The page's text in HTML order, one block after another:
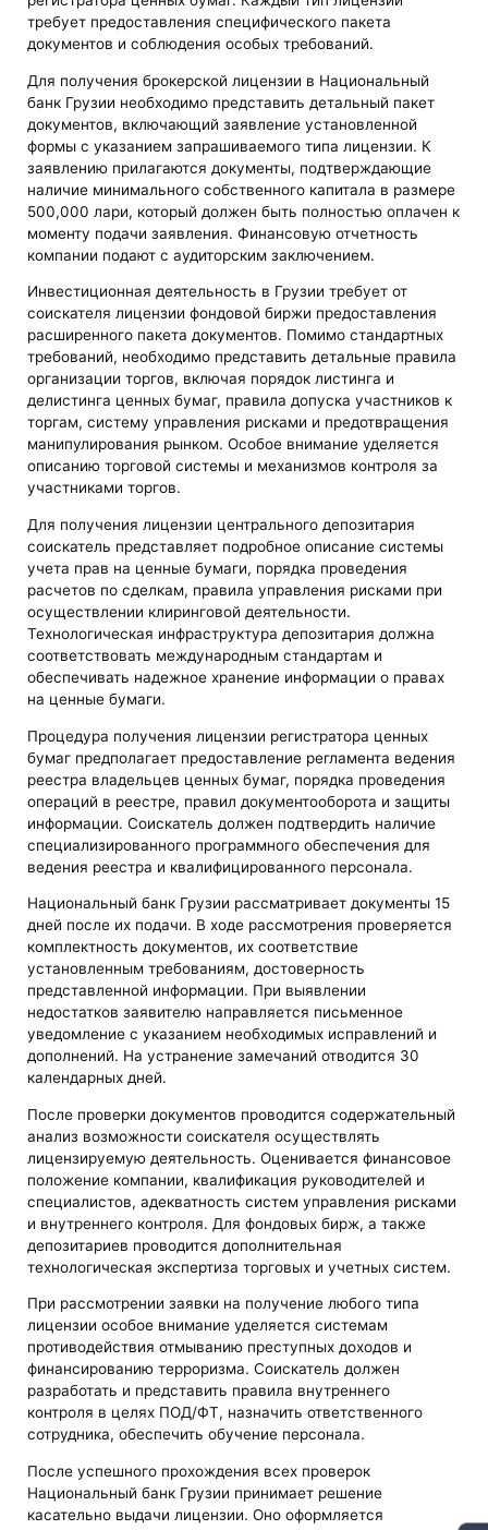
требует предоставления специфического пакета
документов и соблюдения особых требований.
Для получения брокерской лицензии в Национальный
банк Грузии необходимо представить детальный пакет
документов, включающий заявление установленной
формы с указанием запрашиваемого типа лицензии. К
заявлению прилагаются документы, подтверждающие
наличие минимального собственного капитала в размере
500,000 лари, который должен быть полностью оплачен к
моменту подачи заявления. Финансовую отчетность
компании подают с аудиторским заключением.
Инвестиционная деятельность в Грузии требует от
соискателя лицензии фондовой биржи предоставления
расширенного пакета документов. Помимо стандартных
требований, необходимо представить детальные правила
организации торгов, включая порядок листинга и
делистинга ценных бумаг, правила допуска участников к
торгам, систему управления рисками и предотвращения
манипулирования рынком. Особое внимание уделяется
описанию торговой системы и механизмов контроля за
участниками торгов.
Для получения лицензии центрального депозитария
соискатель представляет подробное описание системы
учета прав на ценные бумаги, порядка проведения
расчетов по сделкам, правила управления рисками при
осуществлении клиринговой деятельности.
Технологическая инфраструктура депозитария должна
соответствовать международным стандартам и
обеспечивать надежное хранение информации о правах
на ценные бумаги.
Процедура получения лицензии регистратора ценных
бумаг предполагает предоставление регламента ведения
реестра владельцев ценных бумаг, порядка проведения
операций в реестре, правил документооборота и защиты
информации. Соискатель должен подтвердить наличие
специализированного программного обеспечения для
ведения реестра и квалифицированного персонала.
Национальный банк Грузии рассматривает документы 15
дней после их подачи. В ходе рассмотрения проверяется
комплектность документов, их соответствие
установленным требованиям, достоверность
представленной информации. При выявлении
недостатков заявителю направляется письменное
уведомление с указанием необходимых исправлений и
дополнений. На устранение замечаний отводится 30
календарных дней.
После проверки документов проводится содержательный
анализ возможности соискателя осуществлять
лицензируемую деятельность. Оценивается финансовое
положение компании, квалификация руководителей и
специалистов, адекватность систем управления рисками
и внутреннего контроля. Для фондовых бирж, а также
депозитариев проводится дополнительная
технологическая экспертиза торговых и учетных систем.
При рассмотрении заявки на получение любого типа
лицензии особое внимание уделяется системам
противодействия отмыванию преступных доходов и
финансированию терроризма. Соискатель должен
разработать и представить правила внутреннего
контроля в целях ПОД/ФТ, назначить ответственного
сотрудника, обеспечить обучение персонала.
После успешного прохождения всех проверок
Национальный банк Грузии принимает решение
касательно выдачи лицензии. Оно оформляется